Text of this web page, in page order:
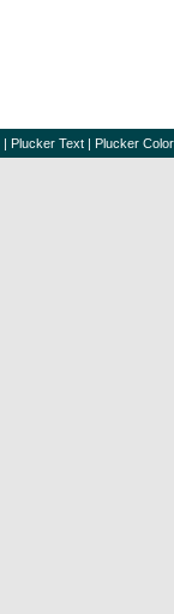
| Plucker Text | Plucker Color